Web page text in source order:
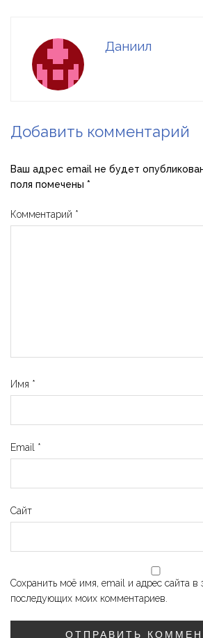
Даниил
Добавить комментарий
Ваш адрес email не будет
поля помечены *
Комментарий *
Имя *
Email *
Сайт
Сохранить моё имя, email и адрес сайта в
последующих моих комментариев.